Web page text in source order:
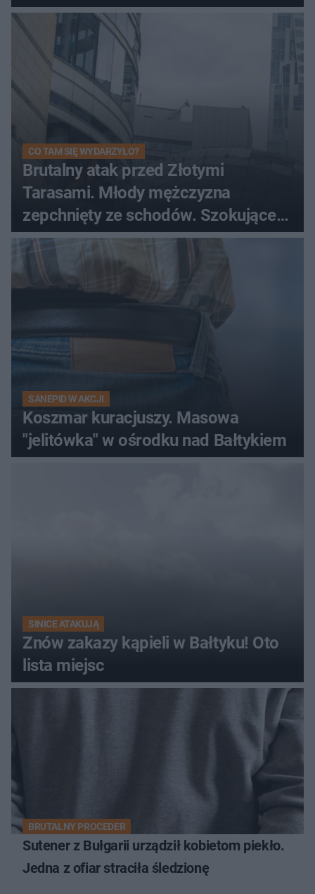
CO TAM SIĘ WYDARZYŁO?
Brutalny atak przed Złotymi
Tarasami. Młody mężczyzna
zepchnięty ze schodów. Szokujące
nagranie krąży po sieci
SANEPID W AKCJI
Koszmar kuracjuszy. Masowa
"jelitówka" w ośrodku nad Bałtykiem
SINICE ATAKUJĄ
Znów zakazy kąpieli w Bałtyku! Oto
lista miejsc
BRUTALNY PROCEDER
Sutener z Bułgarii urządził kobietom piekło.
Jedna z ofiar straciła śledzionę